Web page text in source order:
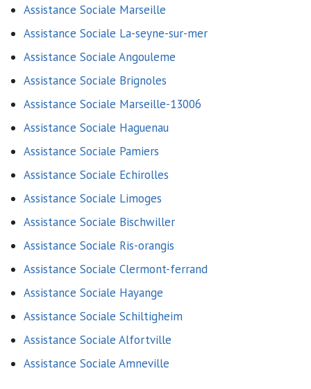
Assistance Sociale Marseille
Assistance Sociale La-seyne-sur-mer
Assistance Sociale Angouleme
Assistance Sociale Brignoles
Assistance Sociale Marseille-13006
Assistance Sociale Haguenau
Assistance Sociale Pamiers
Assistance Sociale Echirolles
Assistance Sociale Limoges
Assistance Sociale Bischwiller
Assistance Sociale Ris-orangis
Assistance Sociale Clermont-ferrand
Assistance Sociale Hayange
Assistance Sociale Schiltigheim
Assistance Sociale Alfortville
Assistance Sociale Amneville